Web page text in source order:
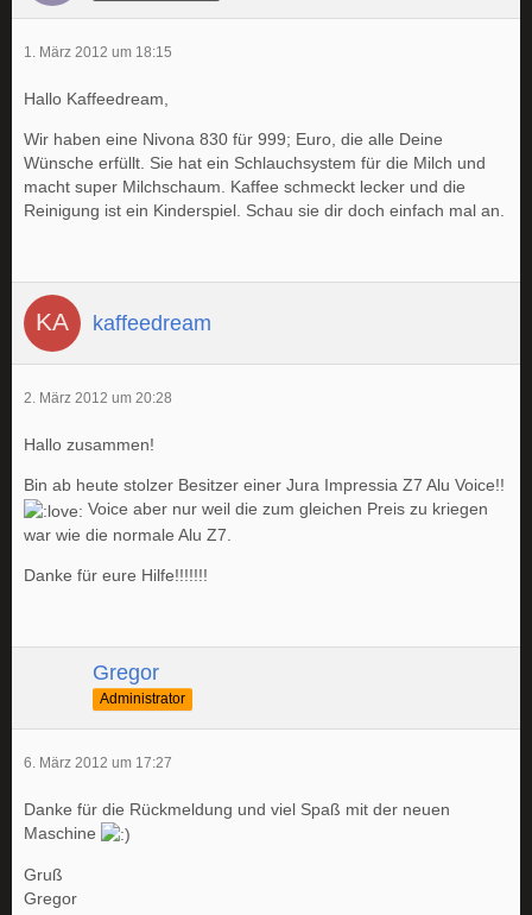
1. März 2012 um 18:15
Hallo Kaffeedream,
Wir haben eine Nivona 830 für 999; Euro, die alle Deine
Wünsche erfüllt. Sie hat ein Schlauchsystem für die Milch und
macht super Milchschaum. Kaffee schmeckt lecker und die
Reinigung ist ein Kinderspiel. Schau sie dir doch einfach mal an.
kaffeedream
2. März 2012 um 20:28
Hallo zusammen!
Bin ab heute stolzer Besitzer einer Jura Impressia Z7 Alu Voice!!
Voice aber nur weil die zum gleichen Preis zu kriegen
war wie die normale Alu Z7.
Danke für eure Hilfe!!!!!!!
Gregor
Administrator
6. März 2012 um 17:27
Danke für die Rückmeldung und viel Spaß mit der neuen
Maschine
Gruß
Gregor